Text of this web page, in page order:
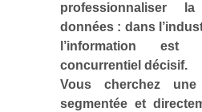
professionnaliser
données : dans
l’information est
concurrentiel décisif.
Vous cherchez
segmentée et